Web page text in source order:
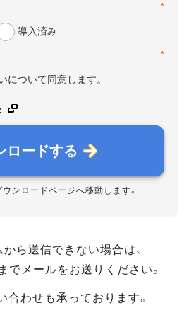
*
導入済み
*
について同意します。
ロードする
ンロードページへ移動します。
ら送信できない場合は、
までメールをお送りください。
合わせも承っております。